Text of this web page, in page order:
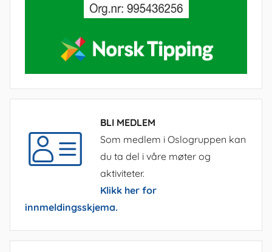
BLI MEDLEM
Som medlem i Oslogruppen kan
du ta del i våre møter og
aktiviteter.
Klikk her for
innmeldingsskjema.